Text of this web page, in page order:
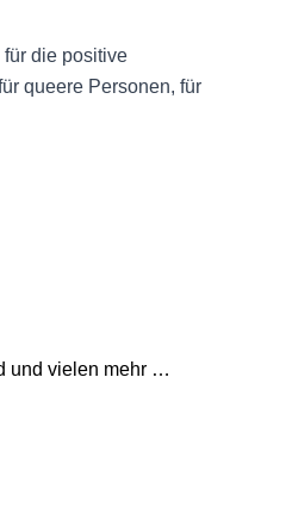
die positive
queere Personen, für
und vielen mehr …